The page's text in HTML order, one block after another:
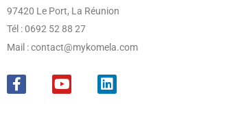
97420 Le Port, La Réunion
Tél : 0692 52 88 27
Mail : contact@mykomela.com